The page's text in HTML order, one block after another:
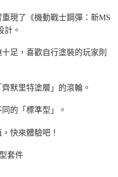
現了《機動戰士鋼彈：新MS
計。
足，喜歡自行塗裝的玩家則
默里特塗層」的滾輪。
的「標準型」。
快來體驗吧！
套件